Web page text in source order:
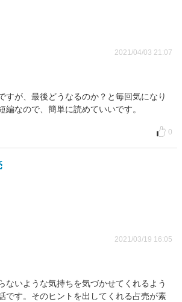
2021/04/03 21:07
すが、最後どうなるのか？と毎回気になり
編なので、簡単に読めていいです。
0
2021/03/19 16:05
ないような気持ちを気づかせてくれるよう
です。そのヒントを出してくれる占売が素